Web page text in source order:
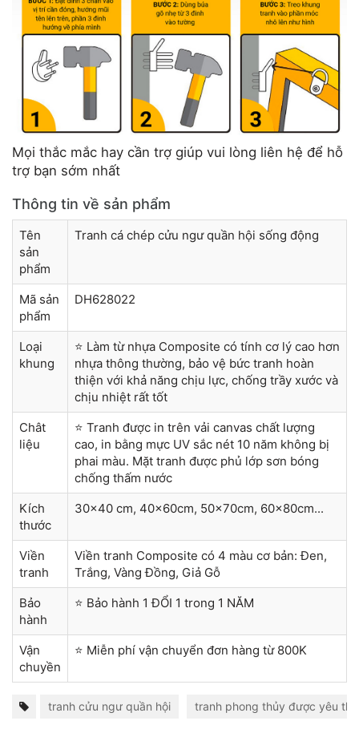
Mọi thắc mắc hay cần trợ giúp vui lòng liên hệ để hỗ
trợ bạn sớm nhất
Thông tin về sản phẩm
Tên
sản
phẩm
Tranh cá chép cửu ngư quần hội sống động
Mã sản
phẩm
DH628022
Loại
khung
⭐ Làm từ nhựa Composite có tính cơ lý cao hơn
nhựa thông thường, bảo vệ bức tranh hoàn
thiện với khả năng chịu lực, chống trầy xước và
chịu nhiệt rất tốt
Chât
liệu
⭐ Tranh được in trên vải canvas chất lượng
cao, in bằng mực UV sắc nét 10 năm không bị
phai màu. Mặt tranh được phủ lớp sơn bóng
chống thấm nước
Kích
thước
30x40 cm, 40x60cm, 50x70cm, 60x80cm...
Viền
tranh
Viền tranh Composite có 4 màu cơ bản: Đen,
Trắng, Vàng Đồng, Giả Gỗ
Bảo
hành
⭐ Bảo hành 1 ĐỔI 1 trong 1 NĂM
Vận
chuyền
⭐ Miễn phí vận chuyển đơn hàng từ 800K
tranh cửu ngư quần hội tranh phong thủy được yêu